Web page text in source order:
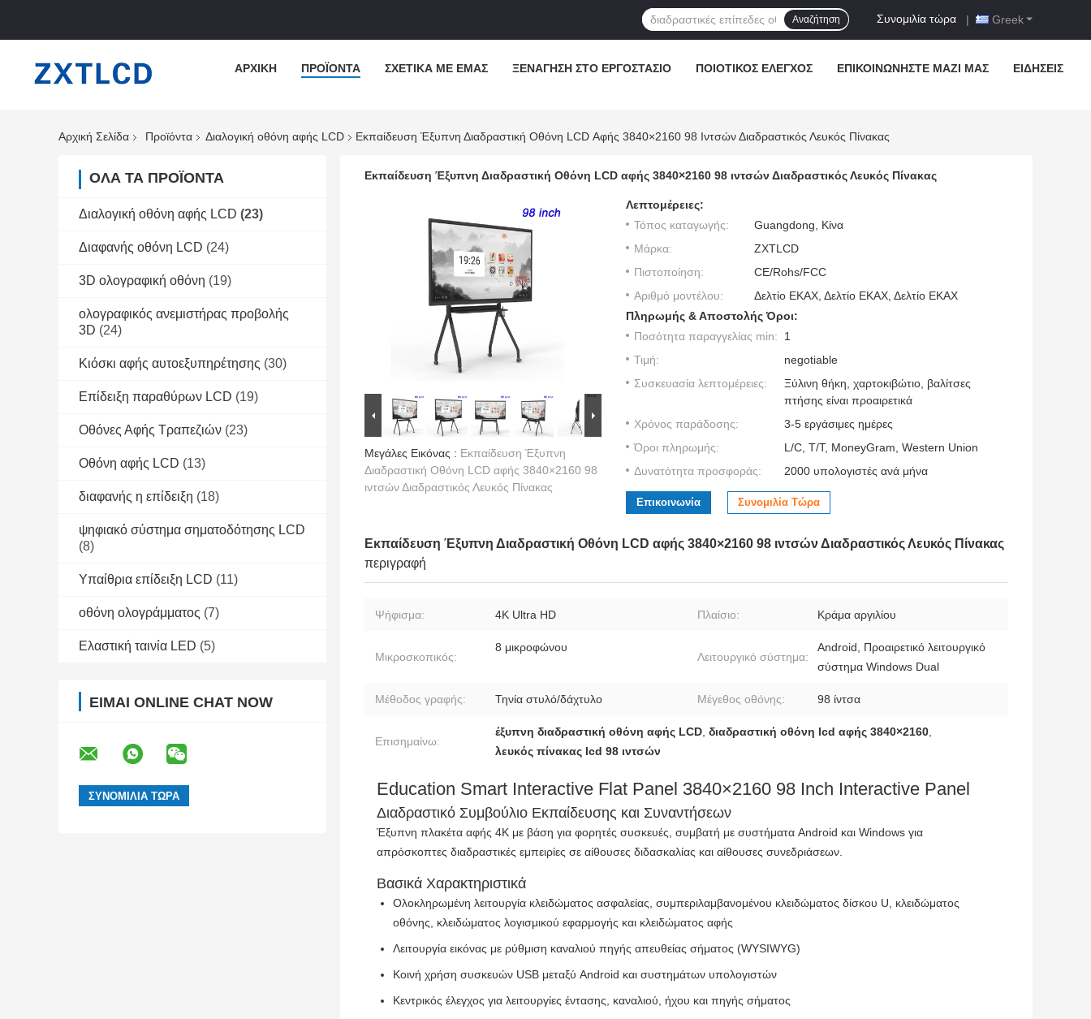
Greek
Συνομιλία τώρα |
Αναζήτηση
ΑΡΧΙΚΉ ΠΡΟΪΌΝΤΑ ΣΧΕΤΙΚΆ ΜΕ ΕΜΆΣ ΞΕΝΆΓΗΣΗ ΣΤΟ ΕΡΓΟΣΤΆΣΙΟ ΠΟΙΟΤΙΚΌΣ ΈΛΕΓΧΟΣ ΕΠΙΚΟΙΝΩΝΉΣΤΕ ΜΑΖΊ ΜΑΣ ΕΙΔΉΣΕΙΣ
Αρχική Σελίδα Προϊόντα Διαλογική οθόνη αφής LCD Εκπαίδευση Έξυπνη Διαδραστική Οθόνη LCD Αφής 3840×2160 98 Ιντσών Διαδραστικός Λευκός Πίνακας
ΌΛΑ ΤΑ ΠΡΟΪΌΝΤΑ
Διαλογική οθόνη αφής LCD (23)
Διαφανής οθόνη LCD (24)
3D ολογραφική οθόνη (19)
ολογραφικός ανεμιστήρας προβολής
3D (24)
Κιόσκι αφής αυτοεξυπηρέτησης (30)
Επίδειξη παραθύρων LCD (19)
Οθόνες Αφής Τραπεζιών (23)
Οθόνη αφής LCD (13)
διαφανής η επίδειξη (18)
ψηφιακό σύστημα σηματοδότησης LCD
(8)
Υπαίθρια επίδειξη LCD (11)
οθόνη ολογράμματος (7)
Ελαστική ταινία LED (5)
ΕΊΜΑΙ ONLINE CHAT NOW
Εκπαίδευση Έξυπνη Διαδραστική Οθόνη LCD αφής 3840×2160 98 ιντσών Διαδραστικός Λευκός Πίνακας
Μεγάλες Εικόνας : Εκπαίδευση Έξυπνη
Διαδραστική Οθόνη LCD αφής 3840×2160 98
ιντσών Διαδραστικός Λευκός Πίνακας
Λεπτομέρειες:
Τόπος καταγωγής:
Guangdong, Κίνα
Μάρκα:
ZXTLCD
Πιστοποίηση:
CE/Rohs/FCC
Αριθμό μοντέλου:
Δελτίο ΕΚΑΧ, Δελτίο ΕΚΑΧ, Δελτίο ΕΚΑΧ
Πληρωμής & Αποστολής Όροι:
Ποσότητα παραγγελίας min:
1
Τιμή:
negotiable
Συσκευασία λεπτομέρειες:
Ξύλινη θήκη, χαρτοκιβώτιο, βαλίτσες
πτήσης είναι προαιρετικά
Χρόνος παράδοσης:
3-5 εργάσιμες ημέρες
Όροι πληρωμής:
L/C, T/T, MoneyGram, Western Union
Δυνατότητα προσφοράς:
2000 υπολογιστές ανά μήνα
Επικοινωνία Συνομιλία Τώρα
Εκπαίδευση Έξυπνη Διαδραστική Οθόνη LCD αφής 3840×2160 98 ιντσών Διαδραστικός Λευκός Πίνακας
περιγραφή
Ψήφισμα: 4K Ultra HD Πλαίσιο: Κράμα αργιλίου
Μικροσκοπικός:
8 μικροφώνου
Λειτουργικό σύστημα:
Android, Προαιρετικό λειτουργικό
σύστημα Windows Dual
Μέθοδος γραφής: Τηνία στυλό/δάχτυλο Μέγεθος οθόνης: 98 ίντσα
Επισημαίνω:
έξυπνη διαδραστική οθόνη αφής LCD, διαδραστική οθόνη lcd αφής 3840×2160,
λευκός πίνακας lcd 98 ιντσών
Education Smart Interactive Flat Panel 3840×2160 98 Inch Interactive Panel
Διαδραστικό Συμβούλιο Εκπαίδευσης και Συναντήσεων
Έξυπνη πλακέτα αφής 4K με βάση για φορητές συσκευές, συμβατή με συστήματα Android και Windows για
απρόσκοπτες διαδραστικές εμπειρίες σε αίθουσες διδασκαλίας και αίθουσες συνεδριάσεων.
Βασικά Χαρακτηριστικά
Ολοκληρωμένη λειτουργία κλειδώματος ασφαλείας, συμπεριλαμβανομένου κλειδώματος δίσκου U, κλειδώματος
οθόνης, κλειδώματος λογισμικού εφαρμογής και κλειδώματος αφής
Λειτουργία εικόνας με ρύθμιση καναλιού πηγής απευθείας σήματος (WYSIWYG)
Κοινή χρήση συσκευών USB μεταξύ Android και συστημάτων υπολογιστών
Κεντρικός έλεγχος για λειτουργίες έντασης, καναλιού, ήχου και πηγής σήματος